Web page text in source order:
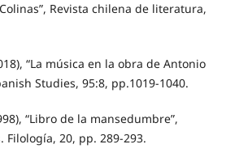
Revista chilena de literatura,
“La música en la obra de Antonio
Studies, 95:8, pp.1019-1040.
“Libro de la mansedumbre”,
Filología, 20, pp. 289-293.